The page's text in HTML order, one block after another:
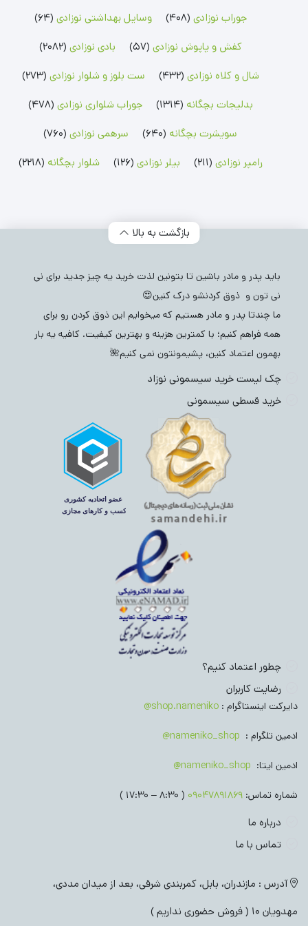
جوراب نوزادی (408) وسایل بهداشتی نوزادی (64)
کفش و پاپوش نوزادی (57) بادی نوزادی (2082)
شال و کلاه نوزادی (432) ست بلوز و شلوار نوزادی (273)
بدلیجات بچگانه (1314) جوراب شلواری نوزادی (478)
سویشرت بچگانه (640) سرهمی نوزادی (760)
رامپر نوزادی (211) بیلر نوزادی (126) شلوار بچگانه (2218)
بازگشت به بالا
باید پدر و مادر باشین تا بتونین لذت خرید یه چیز جدید برای نی
نی تون و ذوق کردنشو درک کنین😍
ما چندتا پدر و مادر هستیم که میخوایم این ذوق کردن رو برای
همه فراهم کنیم؛ با کمترین هزینه و بهترین کیفیت. کافیه یه بار
بهمون اعتماد کنین، پشیمونتون نمی کنیم🌺
چک لیست خرید سیسمونی نوزاد
خرید قسطی سیسمونی
چطور اعتماد کنیم؟
رضایت کاربران
دایرکت اینستاگرام : shop.nameniko@
ادمین تلگرام : nameniko_shop@
ادمین ایتا: nameniko_shop@
شماره تماس: 09047891869
( 8:30 – 17:30 )
درباره ما
تماس با ما
آدرس : مازندران، بابل، کمربندی شرقی، بعد از میدان مددی،
مهدویان 10 ( فروش حضوری نداریم )